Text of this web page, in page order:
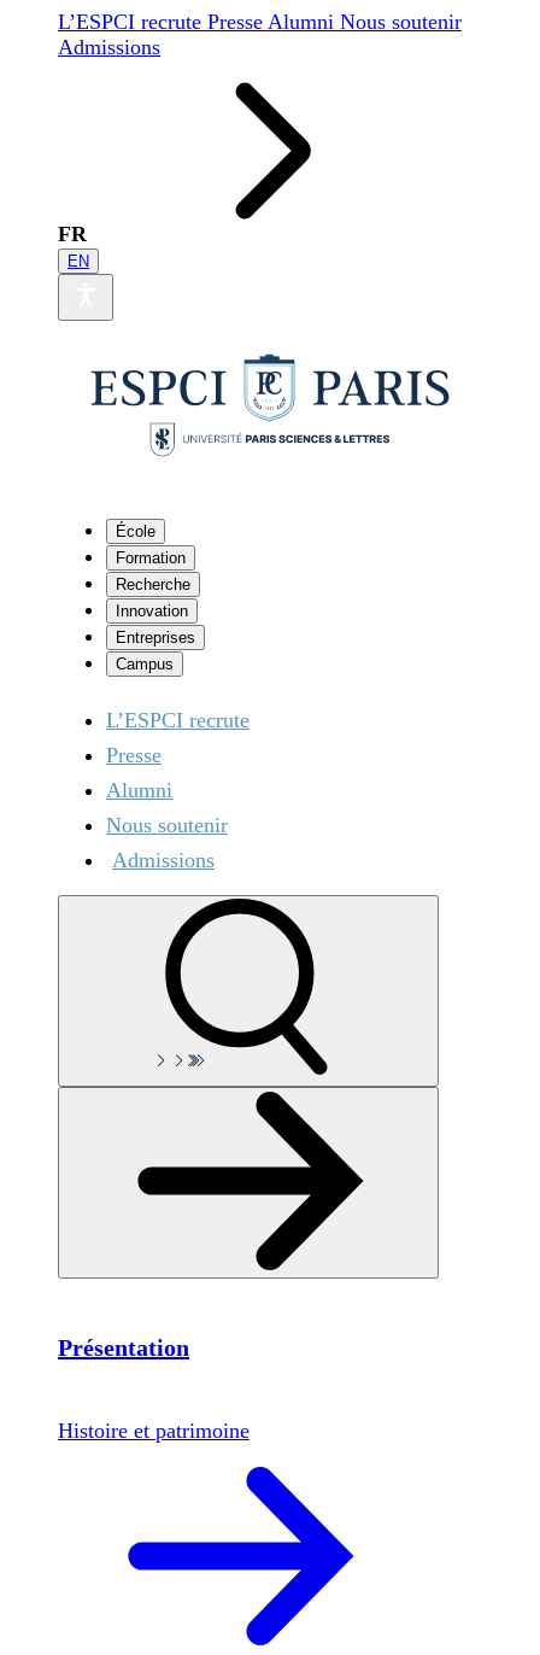
L’ESPCI recrute Presse Alumni Nous soutenir
Admissions
FR
EN
École
Formation
Recherche
Innovation
Entreprises
Campus
L’ESPCI recrute
Presse
Alumni
Nous soutenir
Admissions
Présentation
Histoire et patrimoine